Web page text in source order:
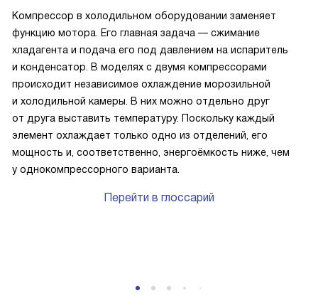
Компрессор в холодильном оборудовании заменяет
функцию мотора. Его главная задача — сжимание
хладагента и подача его под давлением на испаритель
и конденсатор. В моделях с двумя компрессорами
происходит независимое охлаждение морозильной
и холодильной камеры. В них можно отдельно друг
от друга выставить температуру. Поскольку каждый
элемент охлаждает только одно из отделений, его
мощность и, соответственно, энергоёмкость ниже, чем
у однокомпрессорного варианта.
Перейти в глоссарий